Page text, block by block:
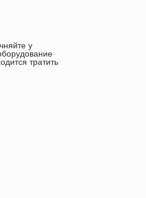
у
тратить